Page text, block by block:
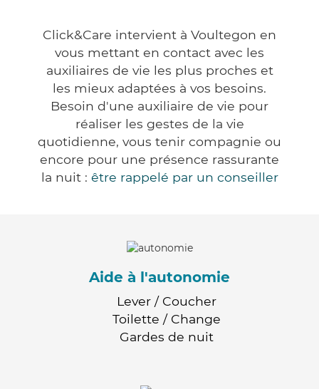
Click&Care intervient à Voultegon en
vous mettant en contact avec les
auxiliaires de vie les plus proches et
les mieux adaptées à vos besoins.
Besoin d'une auxiliaire de vie pour
réaliser les gestes de la vie
quotidienne, vous tenir compagnie ou
encore pour une présence rassurante
la nuit : être rappelé par un conseiller
Aide à l'autonomie
Lever / Coucher
Toilette / Change
Gardes de nuit